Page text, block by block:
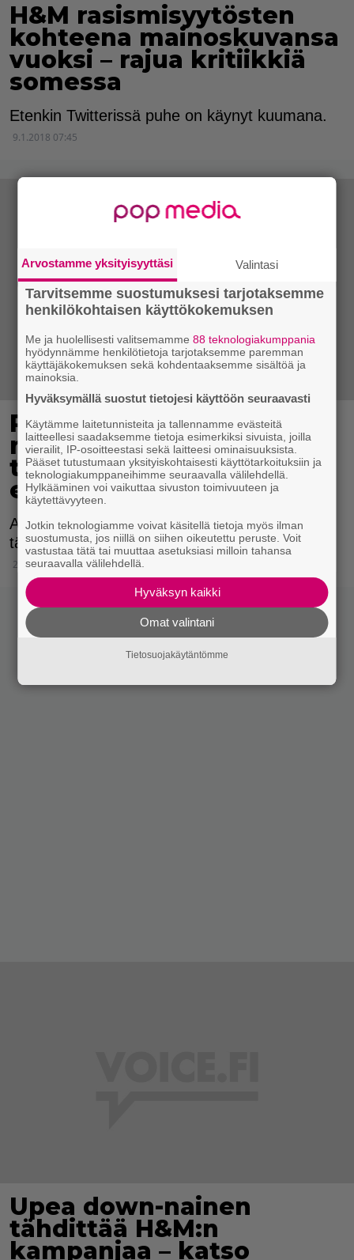
H&M rasismisyytösten
kohteena mainoskuvansa
vuoksi – rajua kritiikkiä
somessa
Etenkin Twitterissä puhe on käynyt kuumana.
9.1.2018 07:45
Paha virhe H&M:n
nettikaupassa? Kaikki
tuotteet myynnissä 8
eurolla
Asiakkaat tekivät suositusta nettikaupasta
tänään huikeita alelöytöjä.
22.12.2017 15:00
Upea down-nainen
tähdittää H&M:n
kampanjaa – katso
Arvostamme yksityisyyttäsi Valintasi
Tarvitsemme suostumuksesi tarjotaksemme
henkilökohtaisen käyttökokemuksen
Me ja huolellisesti valitsemamme88 teknologiakumppania
hyödynnämme henkilötietoja tarjotaksemme paremman
käyttäjäkokemuksen sekä kohdentaaksemme sisältöä ja
mainoksia.
Hyväksymällä suostut tietojesi käyttöön seuraavasti
Käytämme laitetunnisteita ja tallennamme evästeitä
laitteellesi saadaksemme tietoja esimerkiksi sivuista, joilla
vierailit, IP-osoitteestasi sekä laitteesi ominaisuuksista.
Pääset tutustumaan yksityiskohtaisesti käyttötarkoituksiin ja
teknologiakumppaneihimme seuraavalla välilehdellä.
Hylkääminen voi vaikuttaa sivuston toimivuuteen ja
käytettävyyteen.
Jotkin teknologiamme voivat käsitellä tietoja myös ilman
suostumusta, jos niillä on siihen oikeutettu peruste. Voit
vastustaa tätä tai muuttaa asetuksiasi milloin tahansa
seuraavalla välilehdellä.
Hyväksyn kaikki
Omat valintani
Tietosuojakäytäntömme